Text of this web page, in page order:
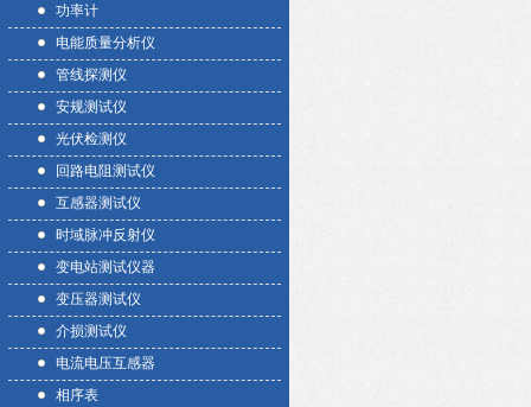
功率计
电能质量分析仪
管线探测仪
安规测试仪
光伏检测仪
回路电阻测试仪
互感器测试仪
时域脉冲反射仪
变电站测试仪器
变压器测试仪
介损测试仪
电流电压互感器
相序表